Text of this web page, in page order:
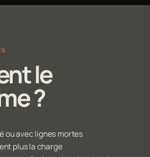
le
?
ou avec lignes mortes
plus la charge